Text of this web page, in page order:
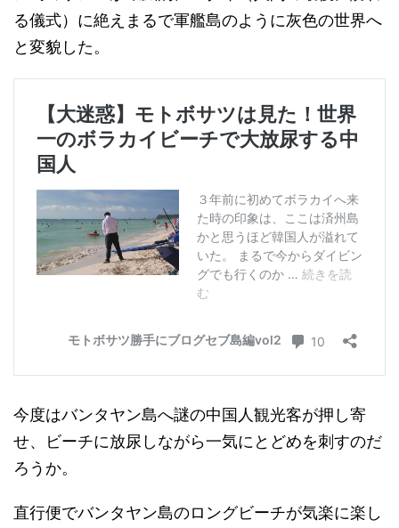
る儀式）に絶えまるで軍艦島のように灰色の世界へ
と変貌した。
今度はバンタヤン島へ謎の中国人観光客が押し寄
せ、ビーチに放尿しながら一気にとどめを刺すのだ
ろうか。
直行便でバンタヤン島のロングビーチが気楽に楽し